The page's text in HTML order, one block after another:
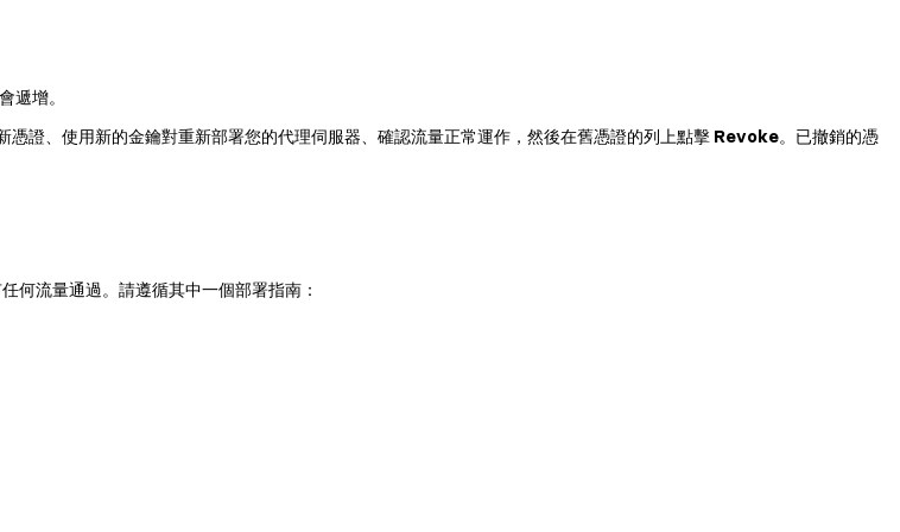
遞增。
證、使用新的金鑰對重新部署您的代理伺服器、確認流量正常運作，然後在舊憑證的列上點擊 Revoke。已撤銷的憑
何流量通過。請遵循其中一個部署指南：